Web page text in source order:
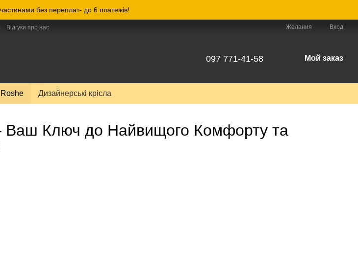
без переплат- до 6 платежів!
Відгуки про нас Желания Вход
097 771-41-58 Мой заказ
Roshe Дизайнерські крісла
Ваш Ключ до Найвищого Комфорту та